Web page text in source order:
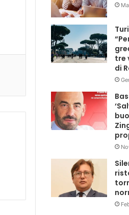
tre
di